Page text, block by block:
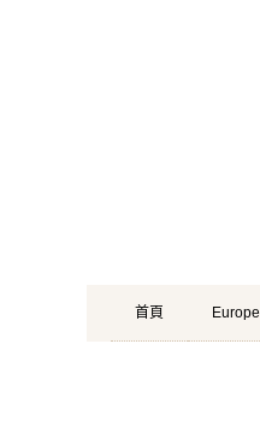
Primary
Menu
Skip
to
首頁 Europe